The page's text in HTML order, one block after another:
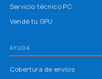
Servicio técnico PC
Vendé tu GPU
AYUDA
Cobertura de envíos